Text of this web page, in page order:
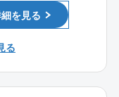
映することがで
やテナントと円
知識や技術を身
ています。
同社のPM担当
体制です。
する各種設備工
各種改修工事経
を見る
る